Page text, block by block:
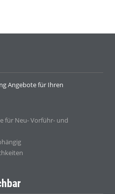
Angebote für Ihren
für Neu- Vorführ- und